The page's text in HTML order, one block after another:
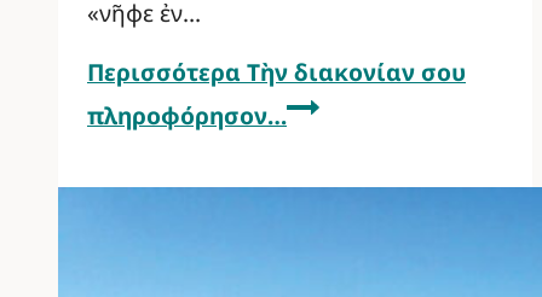
«νῆφε ἐν…
Περισσότερα Τὴν διακονίαν σου
πληροφόρησον…